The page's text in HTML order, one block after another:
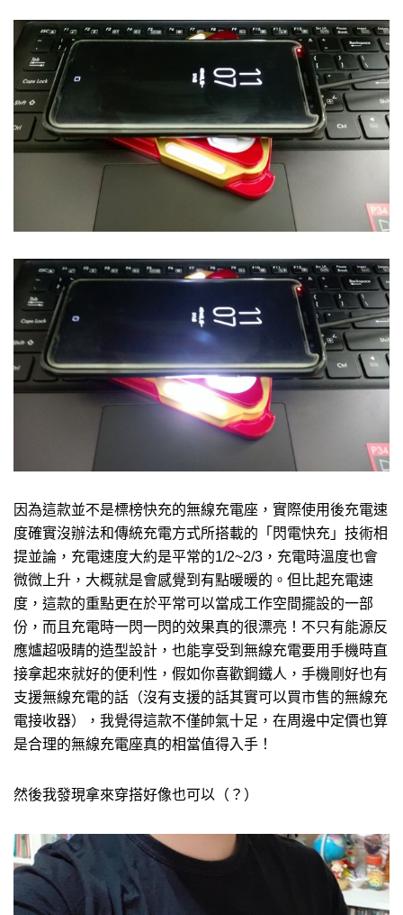
因為這款並不是標榜快充的無線充電座，實際使用後充電速
度確實沒辦法和傳統充電方式所搭載的「閃電快充」技術相
提並論，充電速度大約是平常的1/2~2/3，充電時溫度也會
微微上升，大概就是會感覺到有點暖暖的。但比起充電速
度，這款的重點更在於平常可以當成工作空間擺設的一部
份，而且充電時一閃一閃的效果真的很漂亮！不只有能源反
應爐超吸睛的造型設計，也能享受到無線充電要用手機時直
接拿起來就好的便利性，假如你喜歡鋼鐵人，手機剛好也有
支援無線充電的話（沒有支援的話其實可以買市售的無線充
電接收器），我覺得這款不僅帥氣十足，在周邊中定價也算
是合理的無線充電座真的相當值得入手！
然後我發現拿來穿搭好像也可以（？）